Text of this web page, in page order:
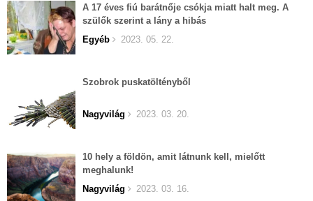
A 17 éves fiú barátnője csókja miatt halt meg. A
szülők szerint a lány a hibás
Egyéb
2023. 05. 22.
Szobrok puskatöltényből
Nagyvilág 2023. 03. 20.
10 hely a földön, amit látnunk kell, mielőtt
meghalunk!
Nagyvilág
2023. 03. 16.